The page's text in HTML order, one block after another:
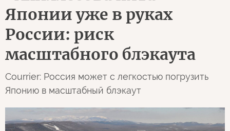
Японии уже в руках
России: риск
масштабного блэкаута
Courrier: Россия может с легкостью погрузить
Японию в масштабный блэкаут